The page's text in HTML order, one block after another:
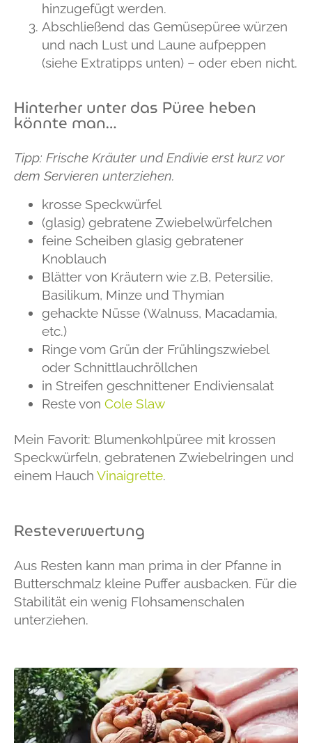
hinzugefügt werden.
Abschließend das Gemüsepüree würzen
und nach Lust und Laune aufpeppen
(siehe Extratipps unten) – oder eben nicht.
Hinterher unter das Püree heben
könnte man…
Tipp: Frische Kräuter und Endivie erst kurz vor
dem Servieren unterziehen.
krosse Speckwürfel
(glasig) gebratene Zwiebelwürfelchen
feine Scheiben glasig gebratener
Knoblauch
Blätter von Kräutern wie z.B, Petersilie,
Basilikum, Minze und Thymian
gehackte Nüsse (Walnuss, Macadamia,
etc.)
Ringe vom Grün der Frühlingszwiebel
oder Schnittlauchröllchen
in Streifen geschnittener Endiviensalat
Reste von Cole Slaw
Mein Favorit: Blumenkohlpüree mit krossen
Speckwürfeln, gebratenen Zwiebelringen und
einem Hauch Vinaigrette.
Resteverwertung
Aus Resten kann man prima in der Pfanne in
Butterschmalz kleine Puffer ausbacken. Für die
Stabilität ein wenig Flohsamenschalen
unterziehen.